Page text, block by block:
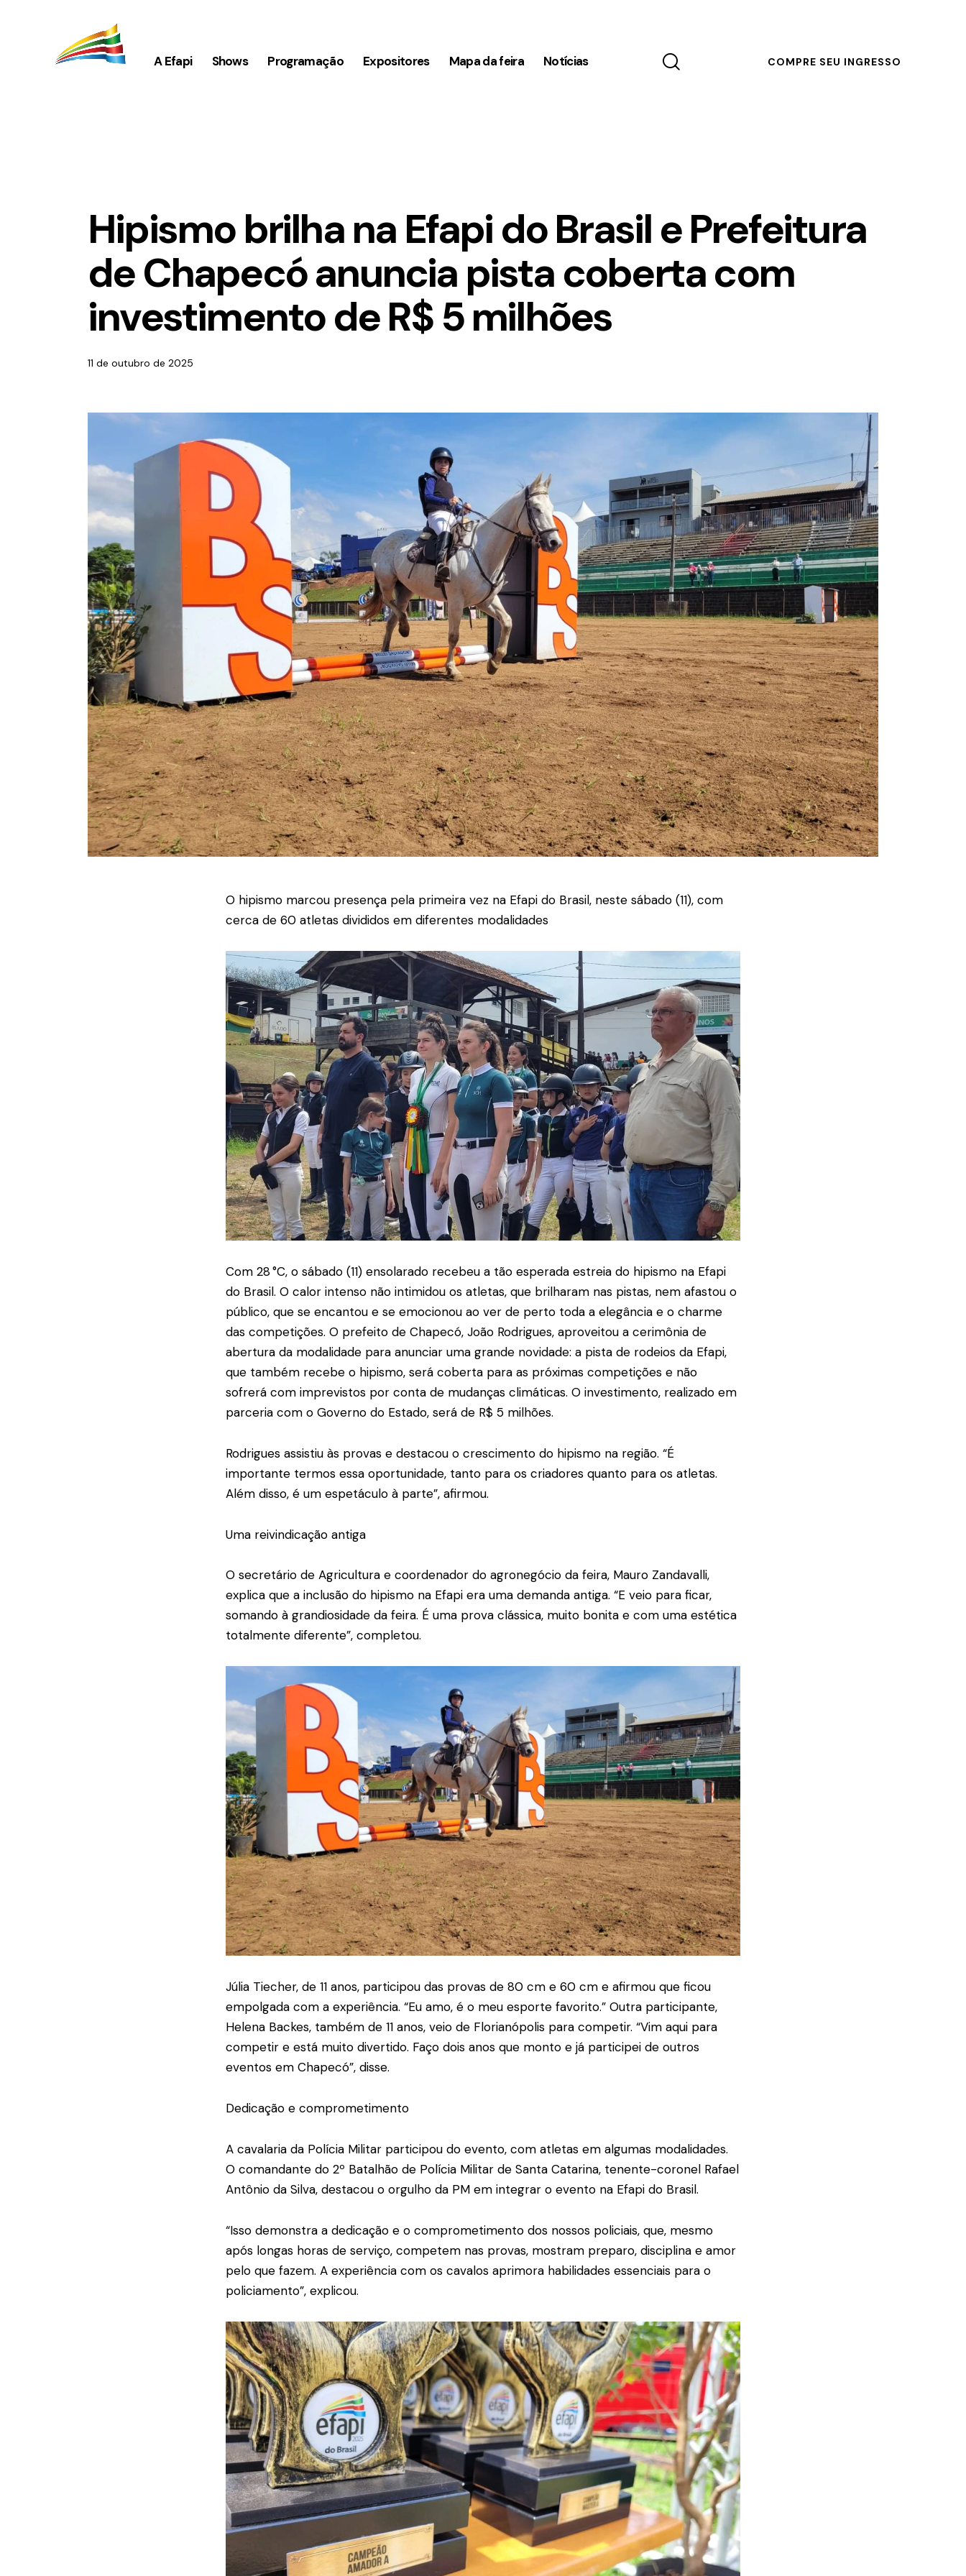
A Efapi Shows Programação Expositores Mapa da feira Notícias COMPRE SEU INGRESSO
Hipismo brilha na Efapi do Brasil e Prefeitura
de Chapecó anuncia pista coberta com
investimento de R$ 5 milhões
11 de outubro de 2025
O hipismo marcou presença pela primeira vez na Efapi do Brasil, neste sábado (11), com
cerca de 60 atletas divididos em diferentes modalidades
Com 28 °C, o sábado (11) ensolarado recebeu a tão esperada estreia do hipismo na Efapi
do Brasil. O calor intenso não intimidou os atletas, que brilharam nas pistas, nem afastou o
público, que se encantou e se emocionou ao ver de perto toda a elegância e o charme
das competições. O prefeito de Chapecó, João Rodrigues, aproveitou a cerimônia de
abertura da modalidade para anunciar uma grande novidade: a pista de rodeios da Efapi,
que também recebe o hipismo, será coberta para as próximas competições e não
sofrerá com imprevistos por conta de mudanças climáticas. O investimento, realizado em
parceria com o Governo do Estado, será de R$ 5 milhões.
Rodrigues assistiu às provas e destacou o crescimento do hipismo na região. “É
importante termos essa oportunidade, tanto para os criadores quanto para os atletas.
Além disso, é um espetáculo à parte”, afirmou.
Uma reivindicação antiga
O secretário de Agricultura e coordenador do agronegócio da feira, Mauro Zandavalli,
explica que a inclusão do hipismo na Efapi era uma demanda antiga. “E veio para ficar,
somando à grandiosidade da feira. É uma prova clássica, muito bonita e com uma estética
totalmente diferente”, completou.
Júlia Tiecher, de 11 anos, participou das provas de 80 cm e 60 cm e afirmou que ficou
empolgada com a experiência. “Eu amo, é o meu esporte favorito.” Outra participante,
Helena Backes, também de 11 anos, veio de Florianópolis para competir. “Vim aqui para
competir e está muito divertido. Faço dois anos que monto e já participei de outros
eventos em Chapecó”, disse.
Dedicação e comprometimento
A cavalaria da Polícia Militar participou do evento, com atletas em algumas modalidades.
O comandante do 2º Batalhão de Polícia Militar de Santa Catarina, tenente-coronel Rafael
Antônio da Silva, destacou o orgulho da PM em integrar o evento na Efapi do Brasil.
“Isso demonstra a dedicação e o comprometimento dos nossos policiais, que, mesmo
após longas horas de serviço, competem nas provas, mostram preparo, disciplina e amor
pelo que fazem. A experiência com os cavalos aprimora habilidades essenciais para o
policiamento”, explicou.